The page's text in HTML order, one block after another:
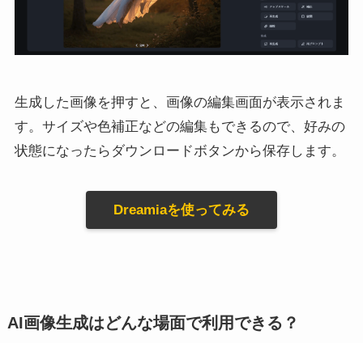
生成した画像を押すと、画像の編集画面が表示されま
す。サイズや色補正などの編集もできるので、好みの
状態になったらダウンロードボタンから保存します。
Dreamiaを使ってみる
AI画像生成はどんな場面で利用できる？